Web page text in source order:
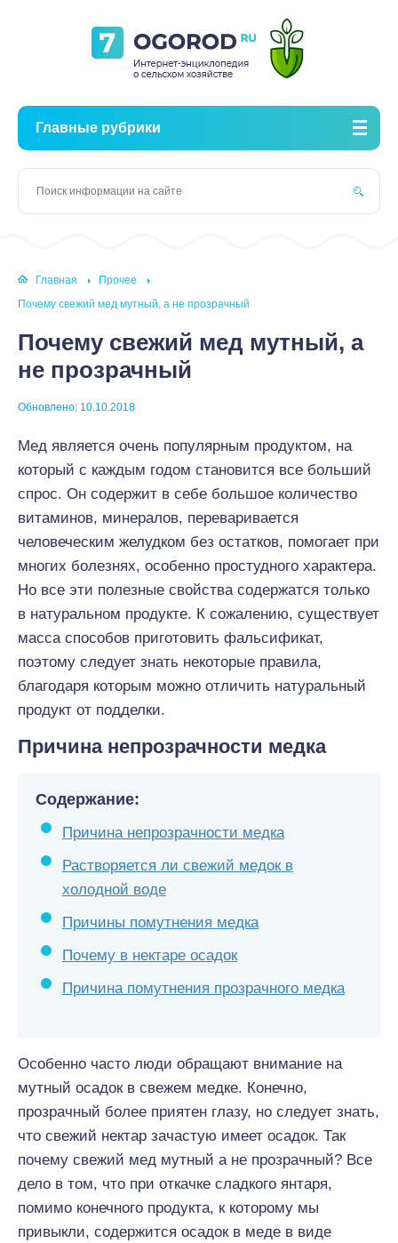
Главные рубрики
Главная
Прочее
Почему свежий мед мутный, а не прозрачный
Почему свежий мед мутный, а
не прозрачный
Обновлено: 10.10.2018
Мед является очень популярным продуктом, на
который с каждым годом становится все больший
спрос. Он содержит в себе большое количество
витаминов, минералов, переваривается
человеческим желудком без остатков, помогает при
многих болезнях, особенно простудного характера.
Но все эти полезные свойства содержатся только
в натуральном продукте. К сожалению, существует
масса способов приготовить фальсификат,
поэтому следует знать некоторые правила,
благодаря которым можно отличить натуральный
продукт от подделки.
Причина непрозрачности медка
Содержание:
Причина непрозрачности медка
Растворяется ли свежий медок в
холодной воде
Причины помутнения медка
Почему в нектаре осадок
Причина помутнения прозрачного медка
Особенно часто люди обращают внимание на
мутный осадок в свежем медке. Конечно,
прозрачный более приятен глазу, но следует знать,
что свежий нектар зачастую имеет осадок. Так
почему свежий мед мутный а не прозрачный? Все
дело в том, что при откачке сладкого янтаря,
помимо конечного продукта, к которому мы
привыкли, содержится осадок в меде в виде